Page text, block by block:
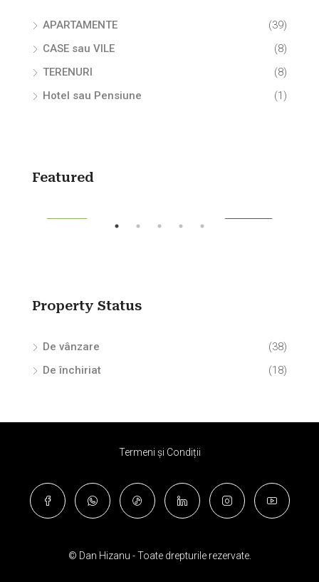
APARTAMENTE
(39)
CASE sau VILE
(8)
TERENURI
(8)
Hotel sau Pensiune
(1)
Featured
280.000€
Property Status
De vânzare
(38)
De închiriat
(18)
Termeni și Condiții
© Dan Hizanu - Toate drepturile rezervate.